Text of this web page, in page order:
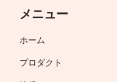
メニュー
ホーム
プロダクト